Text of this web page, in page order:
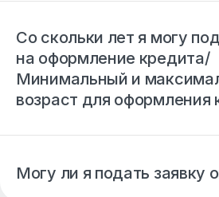
Со скольки лет я могу
на оформление кредита/
Минимальный и
возраст для оформления
Могу ли я подать заявку